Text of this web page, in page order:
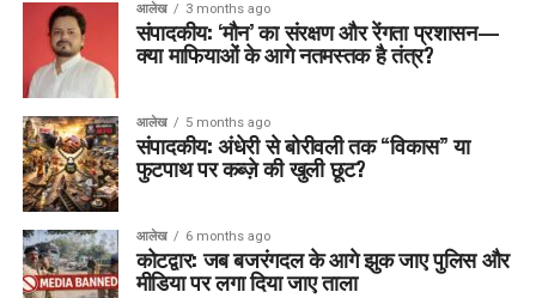
आलेख 3 months ago
संपादकीय: ‘मौन’ का संरक्षण और रेंगता प्रशासन—
क्या माफियाओं के आगे नतमस्तक है तंत्र?
आलेख 5 months ago
संपादकीय: अंधेरी से बोरीवली तक “विकास” या
फुटपाथ पर कब्ज़े की खुली छूट?
आलेख 6 months ago
कोटद्वार: जब बजरंगदल के आगे झुक जाए पुलिस और
मीडिया पर लगा दिया जाए ताला